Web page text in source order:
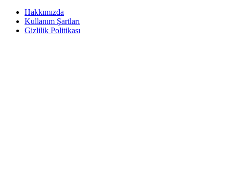
Hakkımızda
Kullanım Şartları
Gizlilik Politikası